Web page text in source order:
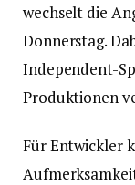
wechselt die
Donnerstag.
Independent-
Produktionen
Für Entwickler